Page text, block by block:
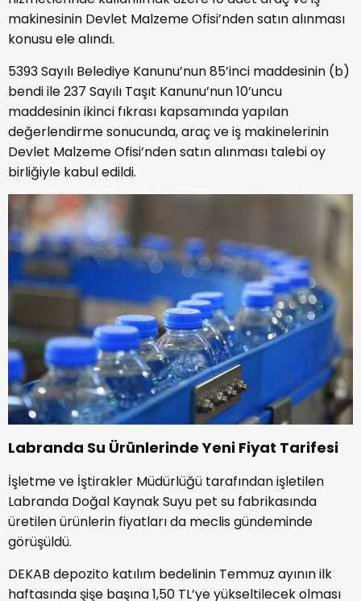
makinesinin Devlet Malzeme Ofisi’nden satın alınması
konusu ele alındı.
5393 Sayılı Belediye Kanunu’nun 85’inci maddesinin (b)
bendi ile 237 Sayılı Taşıt Kanunu’nun 10’uncu
maddesinin ikinci fıkrası kapsamında yapılan
değerlendirme sonucunda, araç ve iş makinelerinin
Devlet Malzeme Ofisi’nden satın alınması talebi oy
birliğiyle kabul edildi.
Labranda Su Ürünlerinde Yeni Fiyat Tarifesi
İşletme ve İştirakler Müdürlüğü tarafından işletilen
Labranda Doğal Kaynak Suyu pet su fabrikasında
üretilen ürünlerin fiyatları da meclis gündeminde
görüşüldü.
DEKAB depozito katılım bedelinin Temmuz ayının ilk
haftasında şişe başına 1,50 TL’ye yükseltilecek olması